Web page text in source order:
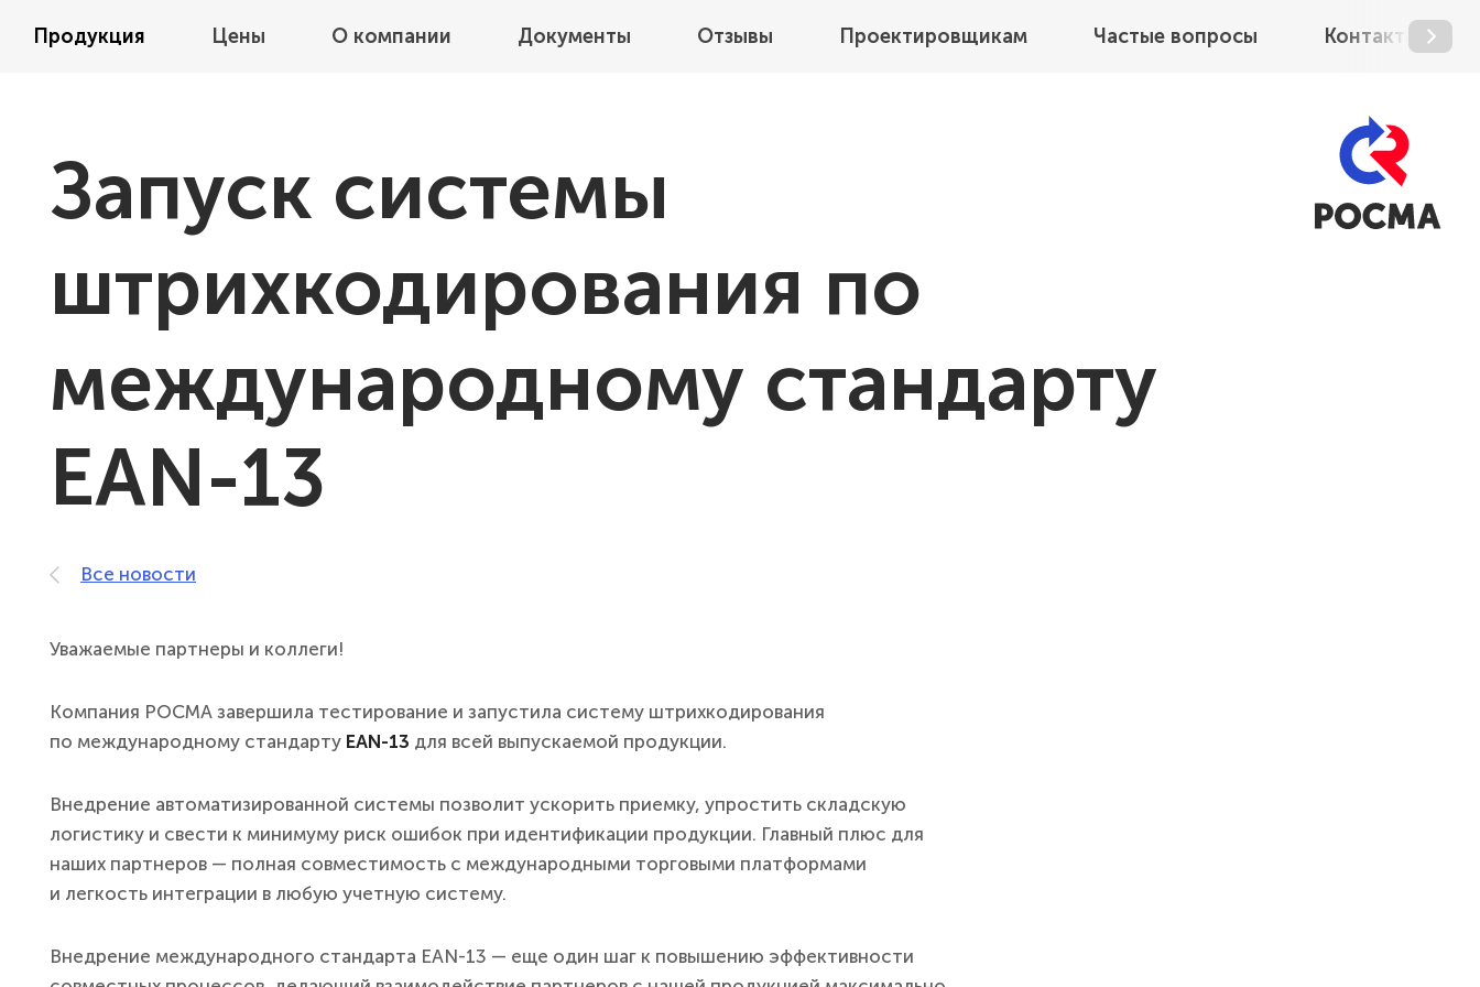
Продукция Цены О компании Документы Отзывы Проектировщикам Частые вопросы Контакты
Запуск системы
штрихкодирования по
международному стандарту
EAN-13
Все новости
Уважаемые партнеры и коллеги!
Компания РОСМА завершила тестирование и запустила систему штрихкодирования
по международному стандарту EAN-13 для всей выпускаемой продукции.
Внедрение автоматизированной системы позволит ускорить приемку, упростить складскую
логистику и свести к минимуму риск ошибок при идентификации продукции. Главный плюс для
наших партнеров — полная совместимость с международными торговыми платформами
и легкость интеграции в любую учетную систему.
Внедрение международного стандарта EAN-13 — еще один шаг к повышению эффективности